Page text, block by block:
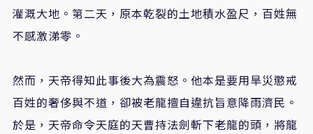
灌溉大地。第二天，原本乾裂的土地積水盈尺，百姓無
不感激涕零。
然而，天帝得知此事後大為震怒。他本是要用旱災懲戒
百姓的奢侈與不道，卻被老龍擅自違抗旨意降雨濟民。
於是，天帝命令天庭的天曹持法劍斬下老龍的頭，將龍